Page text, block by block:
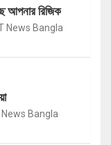
আপনার রিজিক
News Bangla
News Bangla